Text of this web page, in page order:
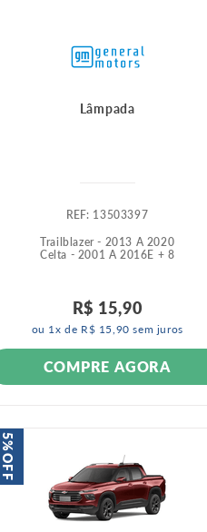
Lâmpada
: 13503397
Trailblazer - 2013 A 2020
Celta - 2001 A 2016E + 8
R$ 15,90
ou 1 x de R$ 15 90 sem juros
COMPRE AGORA
5%
OFF